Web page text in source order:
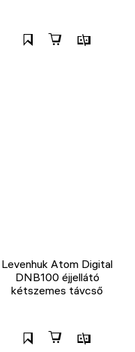
Levenhuk Atom Digital
DNB100 éjjellátó
kétszemes távcső